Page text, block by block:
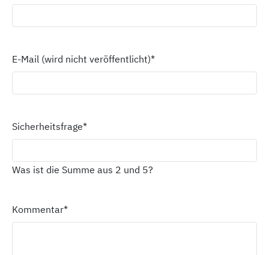
E-Mail (wird nicht veröffentlicht)*
Sicherheitsfrage*
Was ist die Summe aus 2 und 5?
Kommentar*